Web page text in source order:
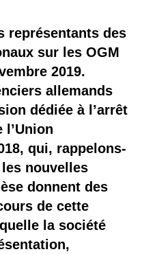
représentants des
sur les OGM
2019.
allemands
dédiée à l’arrêt
l’Union
qui, rappelons-
nouvelles
donnent des
de cette
la société